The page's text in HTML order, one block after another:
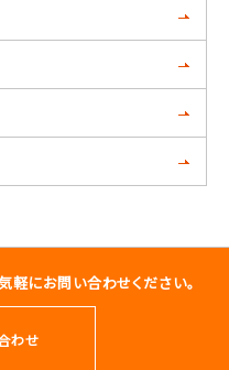
軽にお問い合わせください。
わせ